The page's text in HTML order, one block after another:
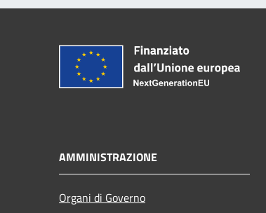
AMMINISTRAZIONE
Organi di Governo